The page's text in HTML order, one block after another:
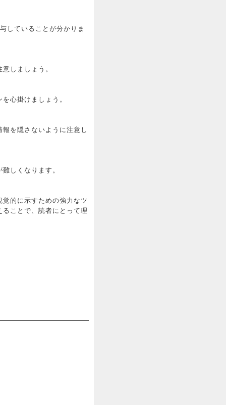
していることが分かりま
しましょう。
心掛けましょう。
を隠さないように注意し
しくなります。
的に示すための強力なツ
ことで、読者にとって理